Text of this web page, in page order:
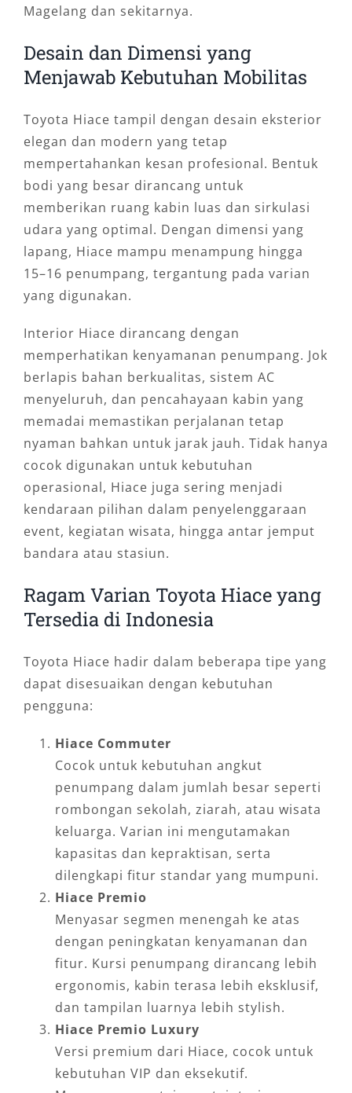
Magelang dan sekitarnya.
Desain dan Dimensi yang
Menjawab Kebutuhan Mobilitas
Toyota Hiace tampil dengan desain eksterior
elegan dan modern yang tetap
mempertahankan kesan profesional. Bentuk
bodi yang besar dirancang untuk
memberikan ruang kabin luas dan sirkulasi
udara yang optimal. Dengan dimensi yang
lapang, Hiace mampu menampung hingga
15–16 penumpang, tergantung pada varian
yang digunakan.
Interior Hiace dirancang dengan
memperhatikan kenyamanan penumpang. Jok
berlapis bahan berkualitas, sistem AC
menyeluruh, dan pencahayaan kabin yang
memadai memastikan perjalanan tetap
nyaman bahkan untuk jarak jauh. Tidak hanya
cocok digunakan untuk kebutuhan
operasional, Hiace juga sering menjadi
kendaraan pilihan dalam penyelenggaraan
event, kegiatan wisata, hingga antar jemput
bandara atau stasiun.
Ragam Varian Toyota Hiace yang
Tersedia di Indonesia
Toyota Hiace hadir dalam beberapa tipe yang
dapat disesuaikan dengan kebutuhan
pengguna:
Hiace Commuter
Cocok untuk kebutuhan angkut
penumpang dalam jumlah besar seperti
rombongan sekolah, ziarah, atau wisata
keluarga. Varian ini mengutamakan
kapasitas dan kepraktisan, serta
dilengkapi fitur standar yang mumpuni.
Hiace Premio
Menyasar segmen menengah ke atas
dengan peningkatan kenyamanan dan
fitur. Kursi penumpang dirancang lebih
ergonomis, kabin terasa lebih eksklusif,
dan tampilan luarnya lebih stylish.
Hiace Premio Luxury
Versi premium dari Hiace, cocok untuk
kebutuhan VIP dan eksekutif.